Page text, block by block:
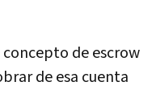
concepto de escrow
de esa cuenta